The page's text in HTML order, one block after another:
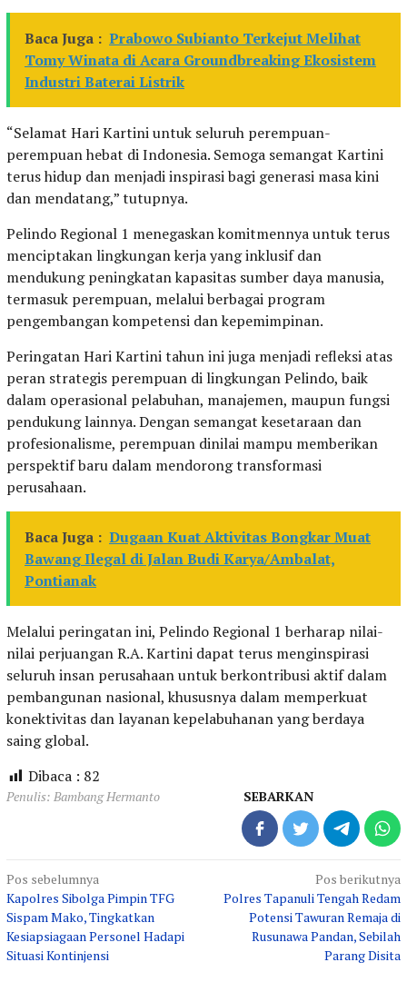
Baca Juga : Prabowo Subianto Terkejut Melihat
Tomy Winata di Acara Groundbreaking Ekosistem
Industri Baterai Listrik
“Selamat Hari Kartini untuk seluruh perempuan-
perempuan hebat di Indonesia. Semoga semangat Kartini
terus hidup dan menjadi inspirasi bagi generasi masa kini
dan mendatang,” tutupnya.
Pelindo Regional 1 menegaskan komitmennya untuk terus
menciptakan lingkungan kerja yang inklusif dan
mendukung peningkatan kapasitas sumber daya manusia,
termasuk perempuan, melalui berbagai program
pengembangan kompetensi dan kepemimpinan.
Peringatan Hari Kartini tahun ini juga menjadi refleksi atas
peran strategis perempuan di lingkungan Pelindo, baik
dalam operasional pelabuhan, manajemen, maupun fungsi
pendukung lainnya. Dengan semangat kesetaraan dan
profesionalisme, perempuan dinilai mampu memberikan
perspektif baru dalam mendorong transformasi
perusahaan.
Baca Juga : Dugaan Kuat Aktivitas Bongkar Muat
Bawang Ilegal di Jalan Budi Karya/Ambalat,
Pontianak
Melalui peringatan ini, Pelindo Regional 1 berharap nilai-
nilai perjuangan R.A. Kartini dapat terus menginspirasi
seluruh insan perusahaan untuk berkontribusi aktif dalam
pembangunan nasional, khususnya dalam memperkuat
konektivitas dan layanan kepelabuhanan yang berdaya
saing global.
Dibaca : 82
Penulis: Bambang Hermanto SEBARKAN
Navigasi
pos
Pos sebelumnya
Kapolres Sibolga Pimpin TFG
Sispam Mako, Tingkatkan
Kesiapsiagaan Personel Hadapi
Situasi Kontinjensi
Pos berikutnya
Polres Tapanuli Tengah Redam
Potensi Tawuran Remaja di
Rusunawa Pandan, Sebilah
Parang Disita